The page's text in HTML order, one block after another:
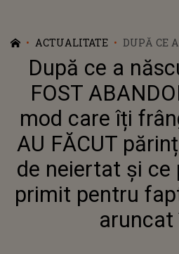
ACTUALITATE
DUPĂ CE
FOST
CARE ÎȚI
FĂCUT
NEIERTAT
PRIMIT
FOST
După ce a
FOST
mod care îți
AU FĂCUT
de neiertat și ce
primit pentru
aruncat